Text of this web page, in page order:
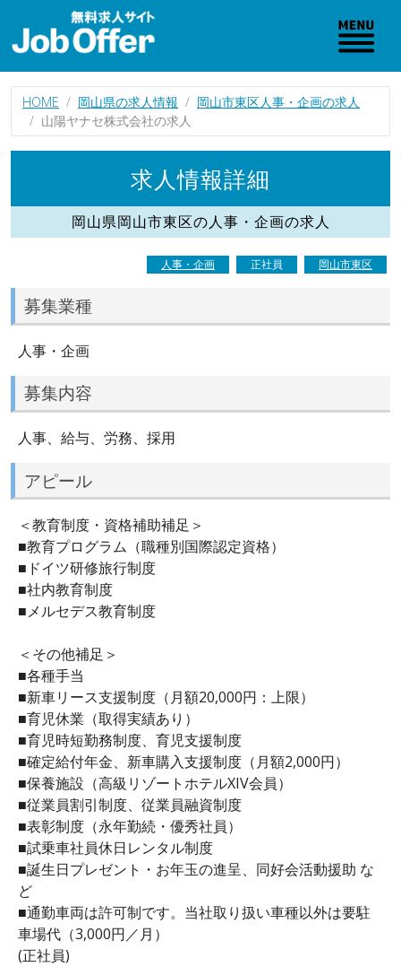
HOME 岡山県の求人情報
岡山市東区人事・企画の求人
山陽ヤナセ株式会社の求人
求人情報詳細
岡山県岡山市東区の人事・企画の求人
人事・企画 正社員 岡山市東区
募集業種
人事・企画
募集内容
人事、給与、労務、採用
アピール
＜教育制度・資格補助補足＞
■教育プログラム（職種別国際認定資格）
■ドイツ研修旅行制度
■社内教育制度
■メルセデス教育制度
＜その他補足＞
■各種手当
■新車リース支援制度（月額20,000円：上限）
■育児休業（取得実績あり）
■育児時短勤務制度、育児支援制度
■確定給付年金、新車購入支援制度（月額2,000円）
■保養施設（高級リゾートホテルXIV会員）
■従業員割引制度、従業員融資制度
■表彰制度（永年勤続・優秀社員）
■試乗車社員休日レンタル制度
■誕生日プレゼント・お年玉の進呈、同好会活動援助 な
ど
■通勤車両は許可制です。当社取り扱い車種以外は要駐
車場代（3,000円／月）
(正社員)